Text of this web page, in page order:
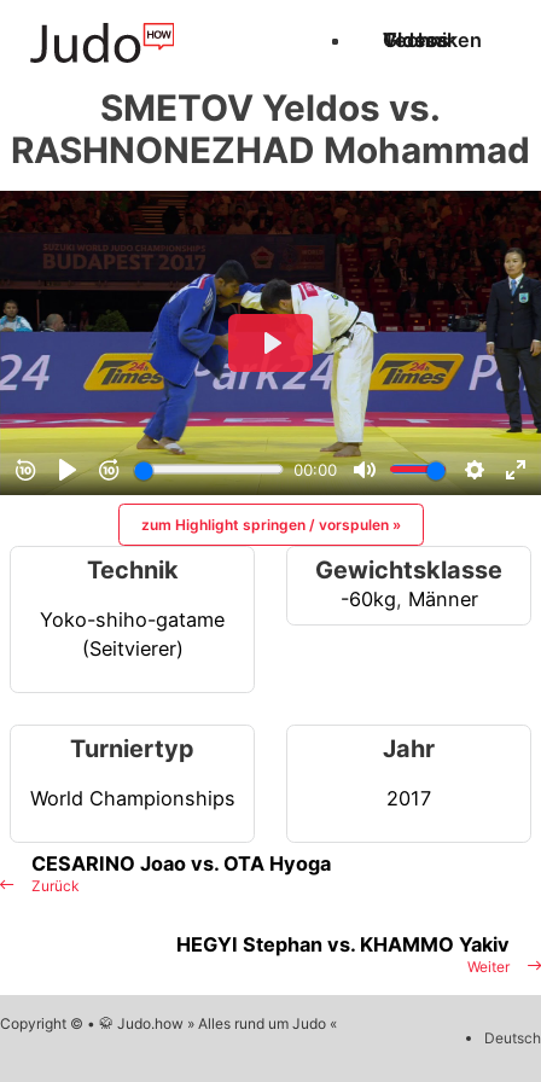
Techniken
Videos
Glossar
SMETOV Yeldos vs.
RASHNONEZHAD Mohammad
zum Highlight springen / vorspulen »
Technik
Yoko-shiho-gatame
(Seitvierer)
Gewichtsklasse
-60kg, Männer
Turniertyp
World Championships
Jahr
2017
Zurück
CESARINO Joao vs. OTA Hyoga
Weiter
HEGYI Stephan vs. KHAMMO Yakiv
Copyright © • 🥋 Judo.how » Alles rund um Judo «
Deutsch